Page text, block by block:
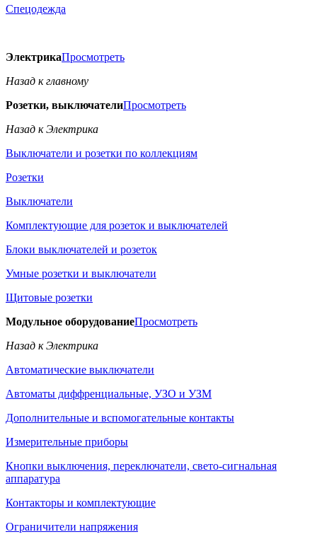
Спецодежда
ЭлектрикаПросмотреть
Назад к главному
Розетки, выключателиПросмотреть
Назад к Электрика
Выключатели и розетки по коллекциям
Розетки
Выключатели
Комплектующие для розеток и выключателей
Блоки выключателей и розеток
Умные розетки и выключатели
Щитовые розетки
Модульное оборудованиеПросмотреть
Назад к Электрика
Автоматические выключатели
Автоматы диффренциальные, УЗО и УЗМ
Дополнительные и вспомогательные контакты
Измерительные приборы
Кнопки выключения, переключатели, свето-сигнальная
аппаратура
Контакторы и комплектующие
Ограничители напряжения